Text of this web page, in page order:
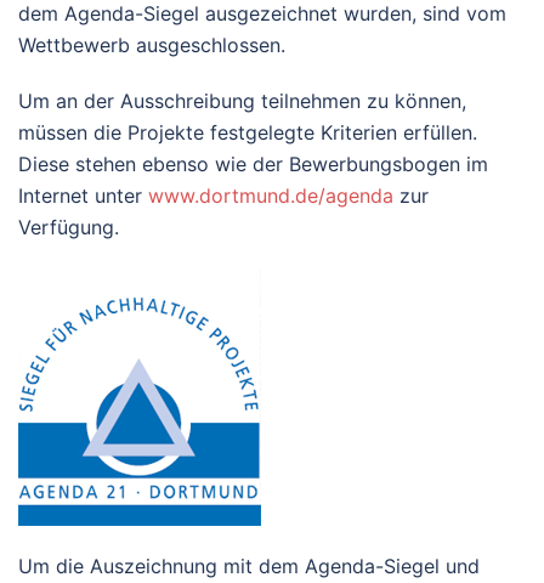
dem Agenda-Siegel ausgezeichnet wurden, sind vom
Wettbewerb ausgeschlossen.
Um an der Ausschreibung teilnehmen zu können,
müssen die Projekte festgelegte Kriterien erfüllen.
Diese stehen ebenso wie der Bewerbungsbogen im
Internet unter www.dortmund.de/agenda zur
Verfügung.
Um die Auszeichnung mit dem Agenda-Siegel und